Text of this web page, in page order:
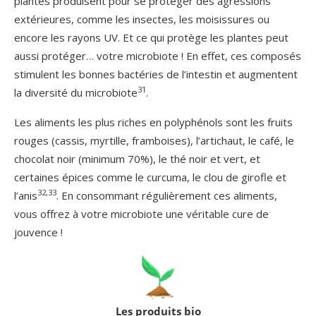
extérieures, comme les insectes, les moisissures ou
encore les rayons UV. Et ce qui protège les plantes peut
aussi protéger… votre microbiote ! En effet, ces composés
stimulent les bonnes bactéries de l’intestin et augmentent
la diversité du microbiote31 .
Les aliments les plus riches en polyphénols sont les fruits
rouges (cassis, myrtille, framboises), l’artichaut, le café, le
chocolat noir (minimum 70%), le thé noir et vert, et
certaines épices comme le curcuma, le clou de girofle et
l’anis32,33. En consommant régulièrement ces aliments,
vous offrez à votre microbiote une véritable cure de
jouvence !
Les produits bio